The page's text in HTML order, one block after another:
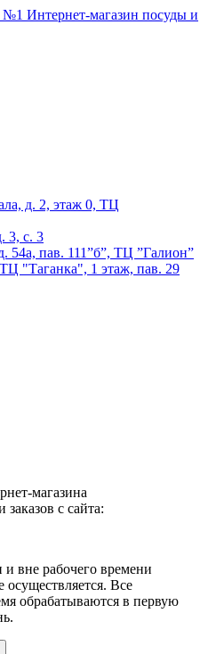
д. 2, этаж 0, ТЦ
3, с. 3
54а, пав. 111”б”, ТЦ ”Галион”
"Таганка", 1 этаж, пав. 29
магазина
заказов с сайта:
вне рабочего времени
осуществляется. Все
обрабатываются в первую